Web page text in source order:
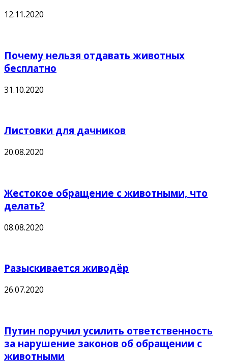
12.11.2020
Почему нельзя отдавать животных
бесплатно
31.10.2020
Листовки для дачников
20.08.2020
Жестокое обращение с животными, что
делать?
08.08.2020
Разыскивается живодёр
26.07.2020
Путин поручил усилить ответственность
за нарушение законов об обращении с
животными